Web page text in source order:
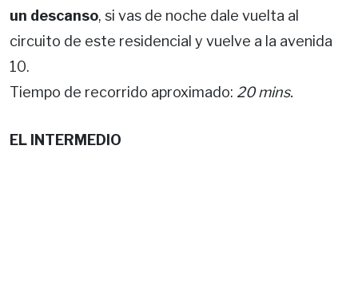
un descanso, si vas de noche dale vuelta al
circuito de este residencial y vuelve a la avenida
10.
Tiempo de recorrido aproximado: 20 mins.
EL INTERMEDIO